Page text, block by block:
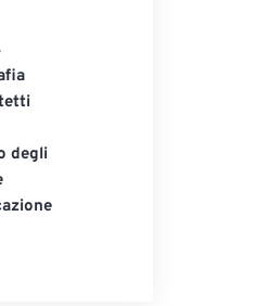
degli